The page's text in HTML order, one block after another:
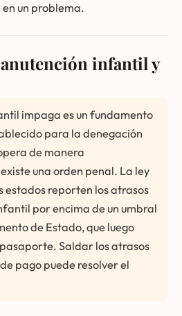
un problema.
infantil y
impaga es un fundamento
para la denegación
de manera
una orden penal. La ley
estados reporten los atrasos
por encima de un umbral
de Estado, que luego
Saldar los atrasos
pago puede resolver el